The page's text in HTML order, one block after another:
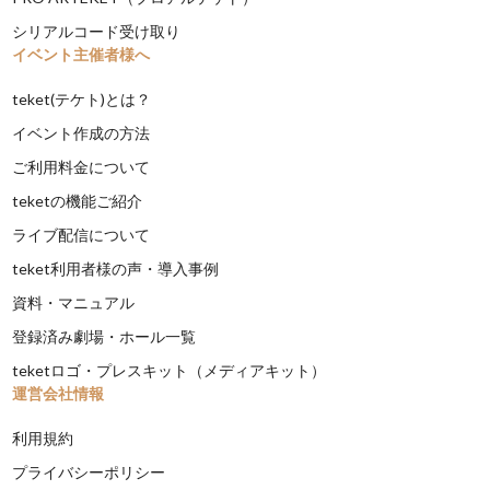
シリアルコード受け取り
イベント主催者様へ
teket(テケト)とは？
イベント作成の方法
ご利用料金について
teketの機能ご紹介
ライブ配信について
teket利用者様の声・導入事例
資料・マニュアル
登録済み劇場・ホール一覧
teketロゴ・プレスキット（メディアキット）
運営会社情報
利用規約
プライバシーポリシー